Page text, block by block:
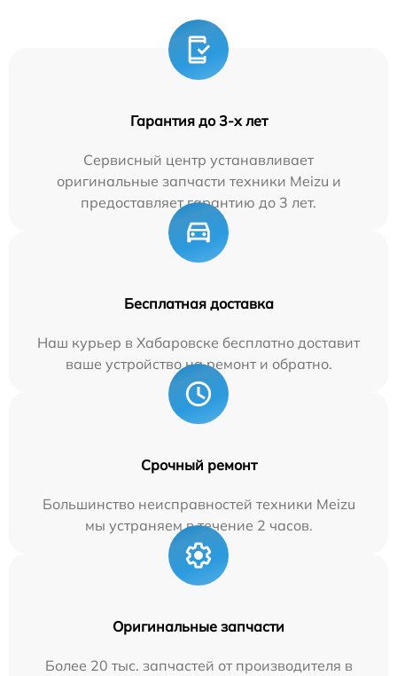
Гарантия до 3-х лет
Сервисный центр устанавливает
оригинальные запчасти техники Meizu и
предоставляет гарантию до 3 лет.
Бесплатная доставка
Наш курьер в Хабаровске бесплатно доставит
ваше устройство на ремонт и обратно.
Срочный ремонт
Большинство неисправностей техники Meizu
мы устраняем в течение 2 часов.
Оригинальные запчасти
Более 20 тыс. запчастей от производителя в